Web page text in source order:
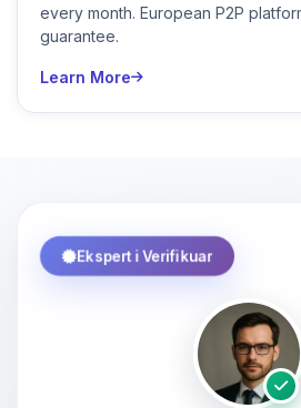
every month. European P2P
guarantee.
Learn More
Ekspert i Verifikuar